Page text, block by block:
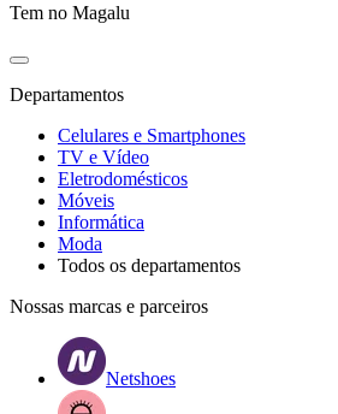
Tem no Magalu
Departamentos
Celulares e Smartphones
TV e Vídeo
Eletrodomésticos
Móveis
Informática
Moda
Todos os departamentos
Nossas marcas e parceiros
Netshoes